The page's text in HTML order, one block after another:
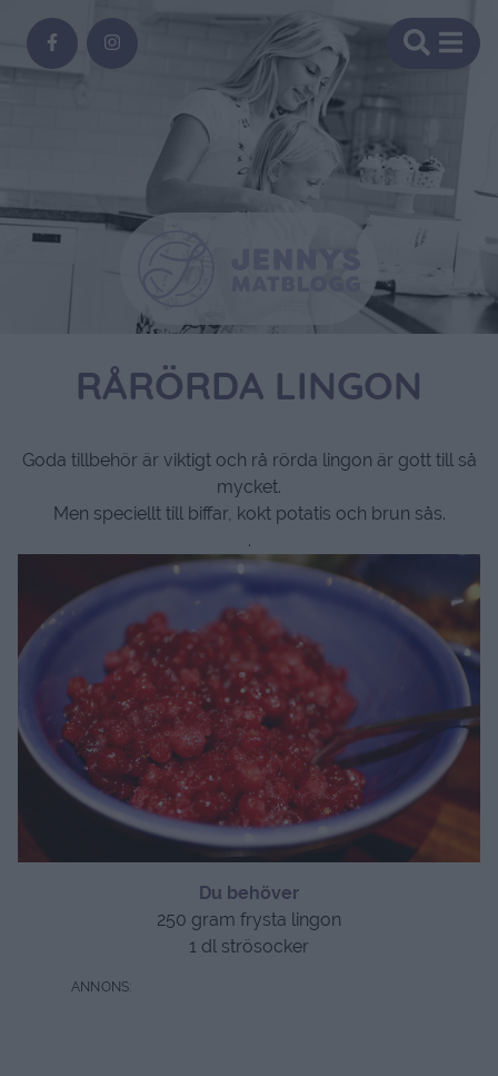
RÅRÖRDA LINGON
Goda tillbehör är viktigt och rå rörda lingon är gott till så
mycket.
Men speciellt till biffar, kokt potatis och brun sås.
.
Du behöver
250 gram frysta lingon
1 dl strösocker